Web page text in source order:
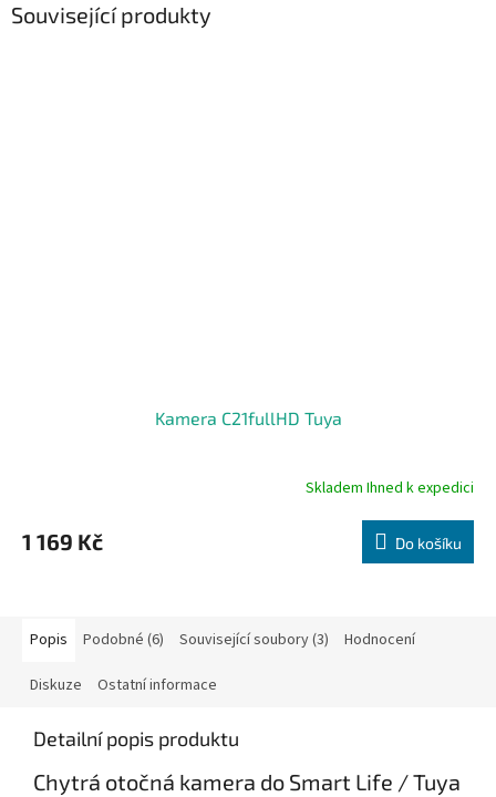
Související produkty
Kamera C21fullHD Tuya
Skladem Ihned k expedici
1 169 Kč Do košíku
Popis Podobné (6) Související soubory (3) Hodnocení
Diskuze Ostatní informace
Detailní popis produktu
Chytrá otočná kamera do Smart Life / Tuya